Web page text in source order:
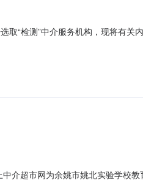
“检测”中介服务机构，现将有关
用【直接报价】方式。价格控制
超市网为余姚市姚北实验学校教